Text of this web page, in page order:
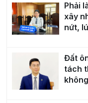
Phải
xây
nứt,
Đất
tách